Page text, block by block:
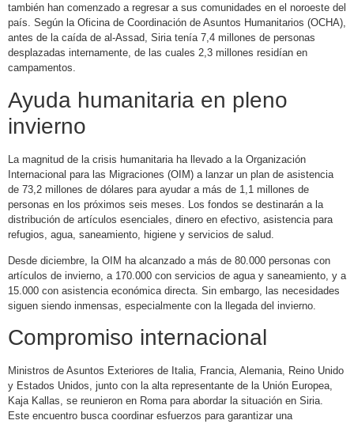
también han comenzado a regresar a sus comunidades en el noroeste del
país. Según la Oficina de Coordinación de Asuntos Humanitarios (OCHA),
antes de la caída de al-Assad, Siria tenía 7,4 millones de personas
desplazadas internamente, de las cuales 2,3 millones residían en
campamentos.
Ayuda humanitaria en pleno
invierno
La magnitud de la crisis humanitaria ha llevado a la Organización
Internacional para las Migraciones (OIM) a lanzar un plan de asistencia
de 73,2 millones de dólares para ayudar a más de 1,1 millones de
personas en los próximos seis meses. Los fondos se destinarán a la
distribución de artículos esenciales, dinero en efectivo, asistencia para
refugios, agua, saneamiento, higiene y servicios de salud.
Desde diciembre, la OIM ha alcanzado a más de 80.000 personas con
artículos de invierno, a 170.000 con servicios de agua y saneamiento, y a
15.000 con asistencia económica directa. Sin embargo, las necesidades
siguen siendo inmensas, especialmente con la llegada del invierno.
Compromiso internacional
Ministros de Asuntos Exteriores de Italia, Francia, Alemania, Reino Unido
y Estados Unidos, junto con la alta representante de la Unión Europea,
Kaja Kallas, se reunieron en Roma para abordar la situación en Siria.
Este encuentro busca coordinar esfuerzos para garantizar una